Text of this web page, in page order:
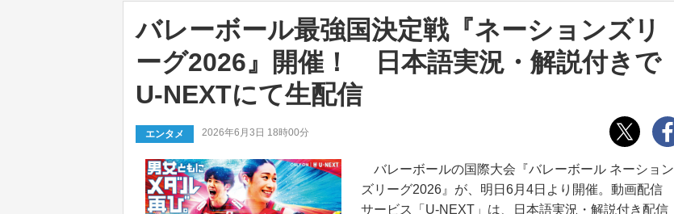
バレーボール最強国決定戦『ネーションズリ
ーグ2026』開催！ 日本語実況・解説付きで
U-NEXTにて生配信
エンタメ 2026年6月3日 18時00分
バレーボールの国際大会『バレーボール ネーション
ズリーグ2026』が、明日6月4日より開催。動画配信
サービス「U‐NEXT」は、日本語実況・解説付き配信